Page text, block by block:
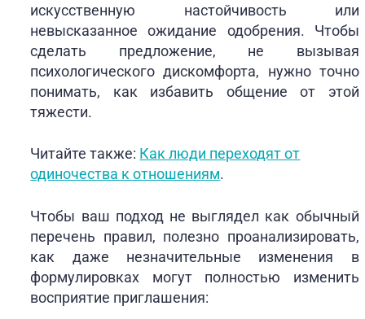
искусственную настойчивость или
невысказанное ожидание одобрения. Чтобы
сделать предложение, не вызывая
психологического дискомфорта, нужно точно
понимать, как избавить общение от этой
тяжести.
Читайте также: Как люди переходят от
одиночества к отношениям.
Чтобы ваш подход не выглядел как обычный
перечень правил, полезно проанализировать,
как даже незначительные изменения в
формулировках могут полностью изменить
восприятие приглашения: